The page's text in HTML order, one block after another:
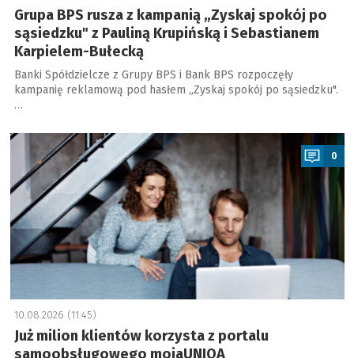
Grupa BPS rusza z kampanią „Zyskaj spokój po
sąsiedzku" z Pauliną Krupińską i Sebastianem
Karpielem-Bułecką
Banki Spółdzielcze z Grupy BPS i Bank BPS rozpoczęły
kampanię reklamową pod hasłem „Zyskaj spokój po sąsiedzku".
…
a
0
10.08.2026 (11:45)
Już milion klientów korzysta z portalu
samoobsługowego mojaUNIQA